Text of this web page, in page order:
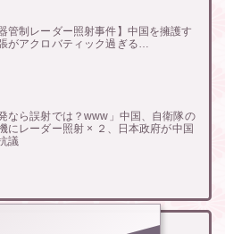
器管制レーダー照射事件】中国を擁護す
がアクロバティック過ぎる…
発なら誤射では？www」中国、自衛隊の
にレーダー照射 × ２、日本政府が中国
議